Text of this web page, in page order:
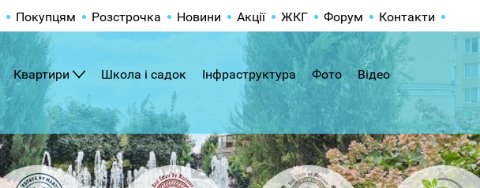
Покупцям Розстрочка Новини Акції ЖКГ Форум Контакти
Квартири Школа і садок Інфраструктура Фото Відео